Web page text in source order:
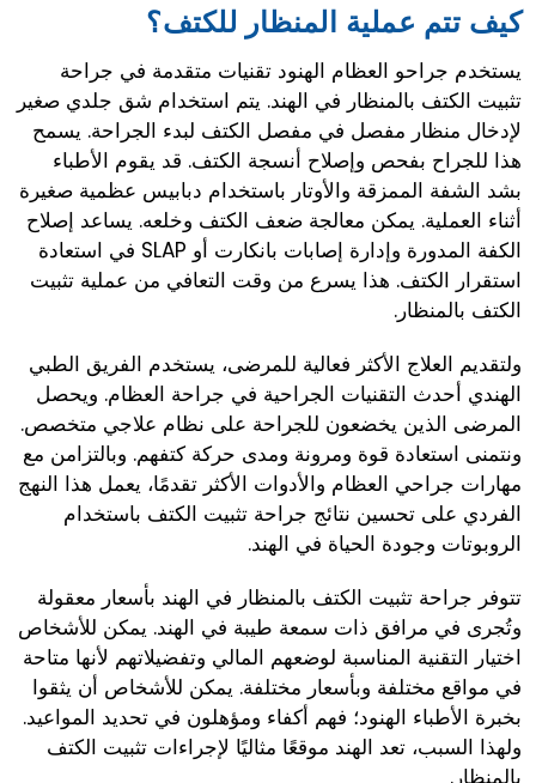
كيف تتم عملية المنظار للكتف؟
يستخدم جراحو العظام الهنود تقنيات متقدمة في جراحة
تثبيت الكتف بالمنظار في الهند. يتم استخدام شق جلدي صغير
لإدخال منظار مفصل في مفصل الكتف لبدء الجراحة. يسمح
هذا للجراح بفحص وإصلاح أنسجة الكتف. قد يقوم الأطباء
بشد الشفة الممزقة والأوتار باستخدام دبابيس عظمية صغيرة
أثناء العملية. يمكن معالجة ضعف الكتف وخلعه. يساعد إصلاح
الكفة المدورة وإدارة إصابات بانكارت أو SLAP في استعادة
استقرار الكتف. هذا يسرع من وقت التعافي من عملية تثبيت
الكتف بالمنظار.
ولتقديم العلاج الأكثر فعالية للمرضى، يستخدم الفريق الطبي
الهندي أحدث التقنيات الجراحية في جراحة العظام. ويحصل
المرضى الذين يخضعون للجراحة على نظام علاجي متخصص.
ونتمنى استعادة قوة ومرونة ومدى حركة كتفهم. وبالتزامن مع
مهارات جراحي العظام والأدوات الأكثر تقدمًا، يعمل هذا النهج
الفردي على تحسين نتائج جراحة تثبيت الكتف باستخدام
الروبوتات وجودة الحياة في الهند.
تتوفر جراحة تثبيت الكتف بالمنظار في الهند بأسعار معقولة
وتُجرى في مرافق ذات سمعة طيبة في الهند. يمكن للأشخاص
اختيار التقنية المناسبة لوضعهم المالي وتفضيلاتهم لأنها متاحة
في مواقع مختلفة وبأسعار مختلفة. يمكن للأشخاص أن يثقوا
بخبرة الأطباء الهنود؛ فهم أكفاء ومؤهلون في تحديد المواعيد.
ولهذا السبب، تعد الهند موقعًا مثاليًا لإجراءات تثبيت الكتف
بالمنظار.